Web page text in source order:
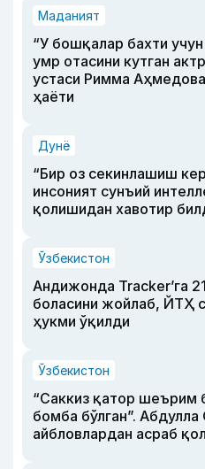
Маданият
“У бошқалар бахти учун
умр отасини кутган
устаси Римма
ҳаёти
Дунё
“Бир оз секинлашиш
инсоният сунъий
қолишидан хавотир
Ўзбекистон
Андижонда Tracker’га
боласини жойлаб, ЙТҲ
ҳукми ўқилди
Ўзбекистон
“Саккиз қатор шеърим
бомба бўлган”.
айбловлардан асраб